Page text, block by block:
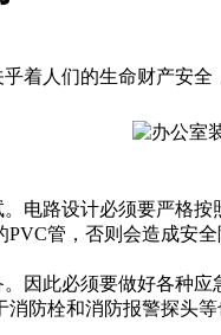
人们的生命财产安
路设计必须要严格
管，否则会造成安全
此必须要做好各种
防栓和消防报警探头等